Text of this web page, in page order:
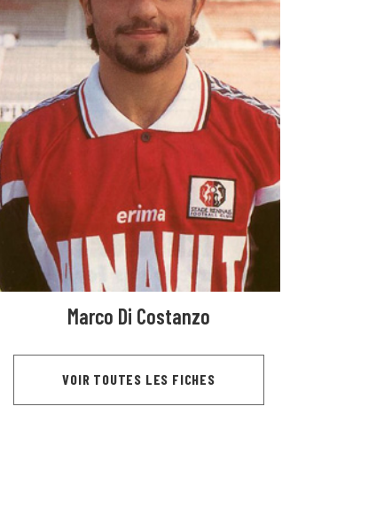
Marco Di Costanzo
VOIR TOUTES LES FICHES